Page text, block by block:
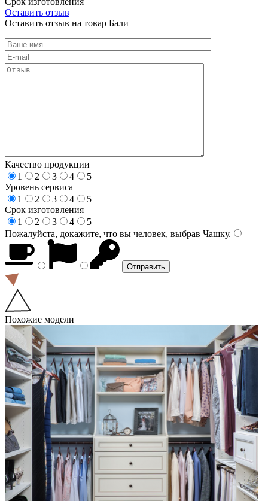
Оставить отзыв
Оставить отзыв на товар Бали
Качество продукции
1
2 3 4
5
Уровень сервиса
1
2 3 4
5
Срок изготовления
1
2 3 4
5
Пожалуйста, докажите, что вы человек, выбрав Чашку.
Похожие модели